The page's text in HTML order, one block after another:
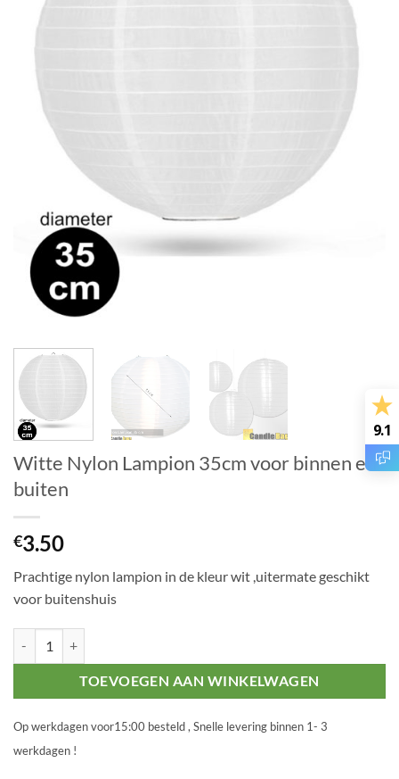
Witte Nylon Lampion 35cm voor binnen en
buiten
€3.50
Prachtige nylon lampion in de kleur wit ,uitermate geschikt
voor buitenshuis
TOEVOEGEN AAN WINKELWAGEN
Op werkdagen voor15:00 besteld , Snelle levering binnen 1- 3
werkdagen !
9.1